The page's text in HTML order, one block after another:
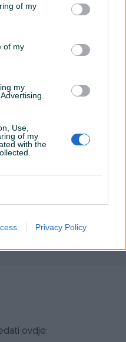
of my
of my
my
Use,
of my
with the
Privacy Policy
ovdje: